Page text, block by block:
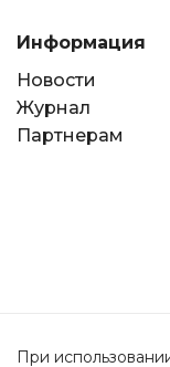
Информация
Новости
Журнал
Партнерам
При